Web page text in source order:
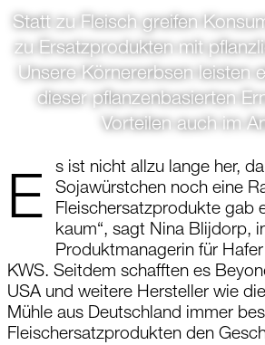
Statt zu Fleisch greifen
zu Ersatzprodukten mit
Unsere Körnererbsen leisten
dieser pflanzenbasierten
Vorteilen auch im
E
s ist nicht allzu lange her,
Sojawürstchen noch eine
Fleischersatzprodukte gab
kaum“, sagt Nina ­Blijdorp,
Produktmanagerin für
KWS. Seitdem schafften es
USA und weitere Hersteller wie
Mühle aus Deutschland immer
Fleischersatzprodukten den